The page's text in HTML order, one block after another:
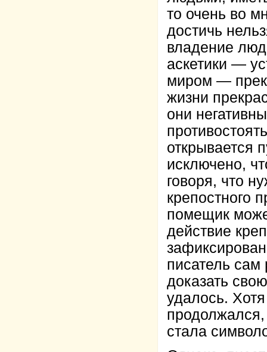
то очень во
достичь
владение
аскетики —
миром —
жизни
они
открывается
исключено,
говоря, что
крепостного
помещик
действие
писатель сам
доказать
удалось.
стала